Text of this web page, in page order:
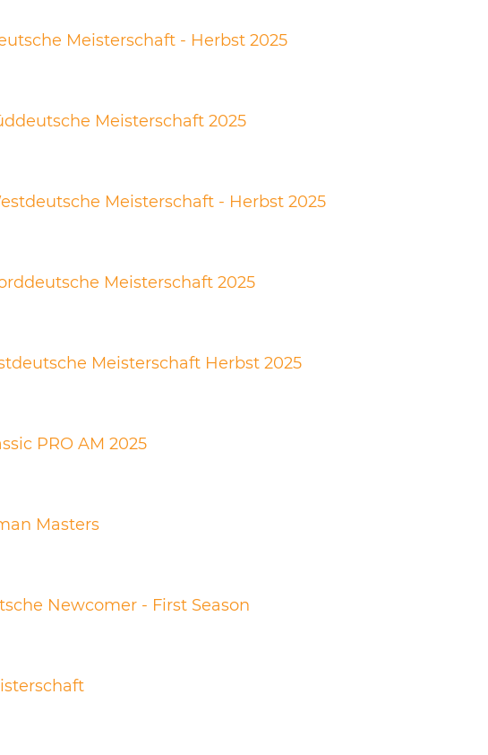
Meisterschaft - Herbst 2025
Meisterschaft 2025
Meisterschaft - Herbst 2025
Meisterschaft 2025
Meisterschaft Herbst 2025
PRO AM 2025
Masters
Newcomer - First Season